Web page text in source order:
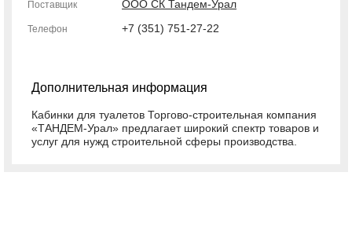
Поставщик ООО СК Тандем-Урал
Телефон +7 (351) 751-27-22
Дополнительная информация
Кабинки для туалетов Торгово-строительная компания
«ТАНДЕМ-Урал» предлагает широкий спектр товаров и
услуг для нужд строительной сферы производства.